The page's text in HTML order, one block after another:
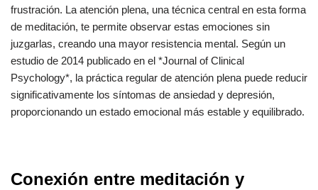
frustración. La atención plena, una técnica central en esta forma
de meditación, te permite observar estas emociones sin
juzgarlas, creando una mayor resistencia mental. Según un
estudio de 2014 publicado en el *Journal of Clinical
Psychology*, la práctica regular de atención plena puede reducir
significativamente los síntomas de ansiedad y depresión,
proporcionando un estado emocional más estable y equilibrado.
Conexión entre meditación y